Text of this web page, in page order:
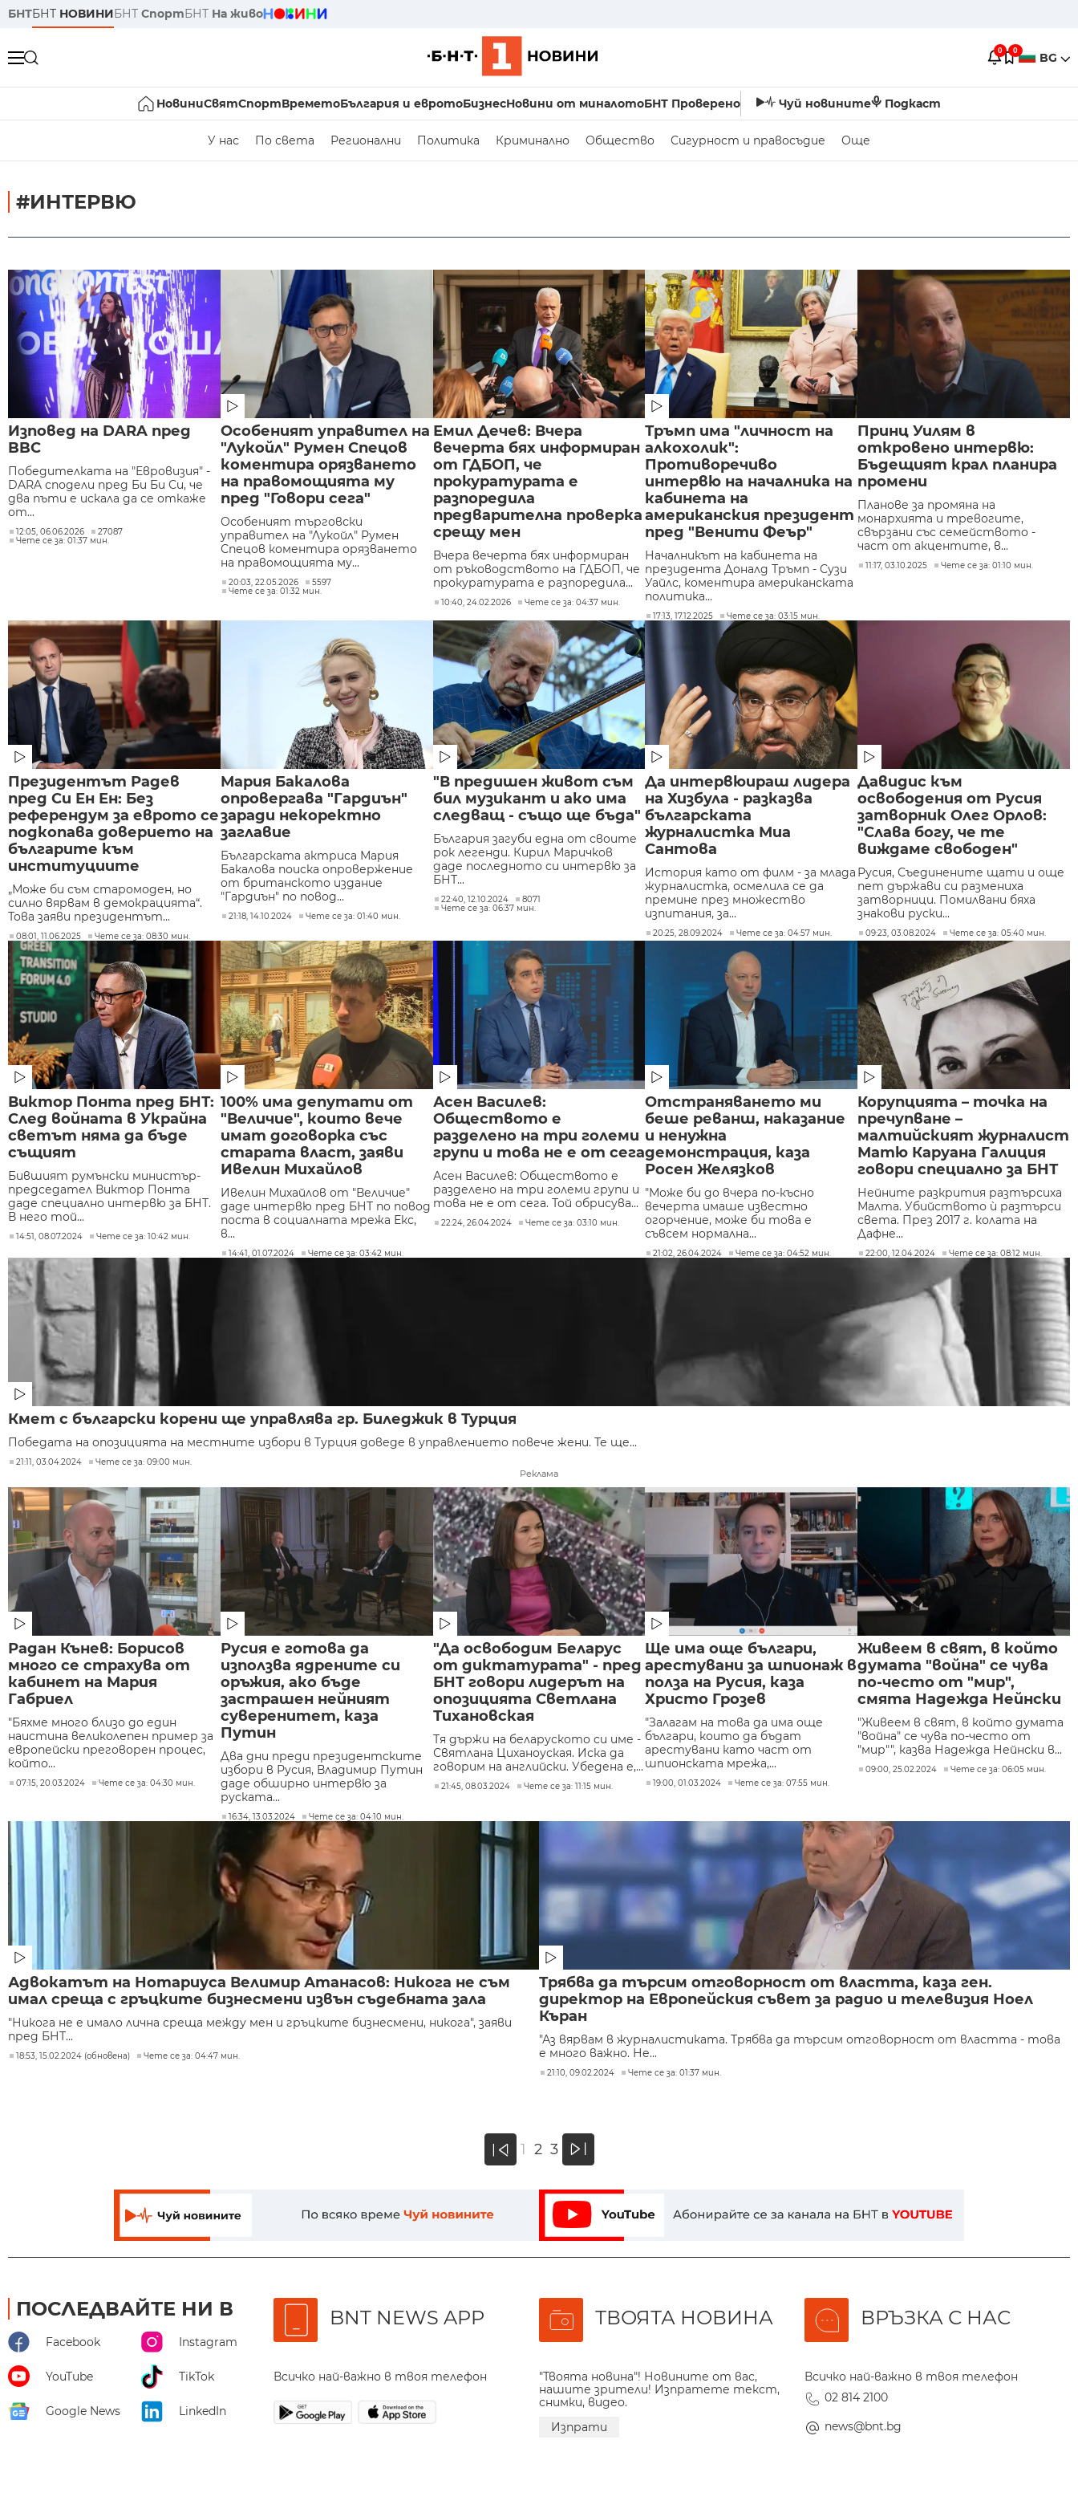
БНТБНТ НОВИНИБНТ СпортБНТ На живо
0 0 BG
НовиниСвятСпортВреметоБългария и евротоБизнесНовини от миналотоБНТ Проверено Чуй новините Подкаст
У нас По света Регионални Политика Криминално Общество Сигурност и правосъдие Още
#ИНТЕРВЮ
Изповед на DARA пред
BBC
Победителката на "Евровизия" -
DARA сподели пред Би Би Си, че
два пъти е искала да се откаже
от...
12:05, 06.06.2026
27087
Чете се за: 01:37 мин.
Особеният управител на
"Лукойл" Румен Спецов
коментира орязването
на правомощията му
пред "Говори сега"
Особеният търговски
управител на "Лукойл" Румен
Спецов коментира орязването
на правомощията му...
20:03, 22.05.2026
5597
Чете се за: 01:32 мин.
Емил Дечев: Вчера
вечерта бях информиран
от ГДБОП, че
прокуратурата е
разпоредила
предварителна проверка
срещу мен
Вчера вечерта бях информиран
от ръководството на ГДБОП, че
прокуратурата е разпоредила...
10:40, 24.02.2026 Чете се за: 04:37 мин.
Тръмп има "личност на
алкохолик":
Противоречиво
интервю на началника на
кабинета на
американския президент
пред "Венити Феър"
Началникът на кабинета на
президента Доналд Тръмп - Сузи
Уайлс, коментира американската
политика...
17:13, 17.12.2025 Чете се за: 03:15 мин.
Принц Уилям в
откровено интервю:
Бъдещият крал планира
промени
Планове за промяна на
монархията и тревогите,
свързани със семейството -
част от акцентите, в...
11:17, 03.10.2025 Чете се за: 01:10 мин.
Президентът Радев
пред Си Ен Ен: Без
референдум за еврото се
подкопава доверието на
българите към
институциите
„Може би съм старомоден, но
силно вярвам в демокрацията“.
Това заяви президентът...
08:01, 11.06.2025 Чете се за: 08:30 мин.
Мария Бакалова
опровергава "Гардиън"
заради некоректно
заглавие
Българската актриса Мария
Бакалова поиска опровержение
от британското издание
"Гардиън" по повод...
21:18, 14.10.2024 Чете се за: 01:40 мин.
"В предишен живот съм
бил музикант и ако има
следващ - също ще бъда"
България загуби една от своите
рок легенди. Кирил Маричков
даде последното си интервю за
БНТ...
22:40, 12.10.2024
8071
Чете се за: 06:37 мин.
Да интервюираш лидера
на Хизбула - разказва
българската
журналистка Миа
Сантова
История като от филм - за млада
журналистка, осмелила се да
премине през множество
изпитания, за...
20:25, 28.09.2024 Чете се за: 04:57 мин.
Давидис към
освободения от Русия
затворник Олег Орлов:
"Слава богу, че те
виждаме свободен"
Русия, Съединените щати и още
пет държави си размениха
затворници. Помилвани бяха
знакови руски...
09:23, 03.08.2024 Чете се за: 05:40 мин.
Виктор Понта пред БНТ:
След войната в Украйна
светът няма да бъде
същият
Бившият румънски министър-
председател Виктор Понта
даде специално интервю за БНТ.
В него той...
14:51, 08.07.2024 Чете се за: 10:42 мин.
100% има депутати от
"Величие", които вече
имат договорка със
старата власт, заяви
Ивелин Михайлов
Ивелин Михайлов от "Величие"
даде интервю пред БНТ по повод
поста в социалната мрежа Екс,
в...
14:41, 01.07.2024 Чете се за: 03:42 мин.
Асен Василев:
Обществото е
разделено на три големи
групи и това не е от сега
Асен Василев: Обществото е
разделено на три големи групи и
това не е от сега. Той обрисува...
22:24, 26.04.2024 Чете се за: 03:10 мин.
Отстраняването ми
беше реванш, наказание
и ненужна
демонстрация, каза
Росен Желязков
"Може би до вчера по-късно
вечерта имаше известно
огорчение, може би това е
съвсем нормална...
21:02, 26.04.2024 Чете се за: 04:52 мин.
Корупцията – точка на
пречупване –
малтийският журналист
Матю Каруана Галиция
говори специално за БНТ
Нейните разкрития разтърсиха
Малта. Убийството ѝ разтърси
света. През 2017 г. колата на
Дафне...
22:00, 12.04.2024 Чете се за: 08:12 мин.
Кмет с български корени ще управлява гр. Биледжик в Турция
Победата на опозицията на местните избори в Турция доведе в управлението повече жени. Те ще...
21:11, 03.04.2024 Чете се за: 09:00 мин.
Реклама
Радан Кънев: Борисов
много се страхува от
кабинет на Мария
Габриел
"Бяхме много близо до един
наистина великолепен пример за
европейски преговорен процес,
който...
07:15, 20.03.2024 Чете се за: 04:30 мин.
Русия е готова да
използва ядрените си
оръжия, ако бъде
застрашен нейният
суверенитет, каза
Путин
Два дни преди президентските
избори в Русия, Владимир Путин
даде обширно интервю за
руската...
16:34, 13.03.2024 Чете се за: 04:10 мин.
"Да освободим Беларус
от диктатурата" - пред
БНТ говори лидерът на
опозицията Светлана
Тихановская
Тя държи на беларуското си име -
Святлана Циханоуская. Иска да
говорим на английски. Убедена е,...
21:45, 08.03.2024 Чете се за: 11:15 мин.
Ще има още българи,
арестувани за шпионаж в
полза на Русия, каза
Христо Грозев
"Залагам на това да има още
българи, които да бъдат
арестувани като част от
шпионската мрежа,...
19:00, 01.03.2024 Чете се за: 07:55 мин.
Живеем в свят, в който
думата "война" се чува
по-често от "мир",
смята Надежда Нейнски
"Живеем в свят, в който думата
"война" се чува по-често от
"мир"", казва Надежда Нейнски в...
09:00, 25.02.2024 Чете се за: 06:05 мин.
Адвокатът на Нотариуса Велимир Атанасов: Никога не съм
имал среща с гръцките бизнесмени извън съдебната зала
"Никога не е имало лична среща между мен и гръцките бизнесмени, никога", заяви
пред БНТ...
18:53, 15.02.2024 (обновена) Чете се за: 04:47 мин.
Трябва да търсим отговорност от властта, каза ген.
директор на Европейския съвет за радио и телевизия Ноел
Къран
"Аз вярвам в журналистиката. Трябва да търсим отговорност от властта - това
е много важно. Не...
21:10, 09.02.2024 Чете се за: 01:37 мин.
« 1 2 3 »
ПОСЛЕДВАЙТЕ НИ В
Facebook Instagram
YouTube TikTok
Google News LinkedIn
BNT NEWS APP
Всичко най-важно в твоя телефон
ТВОЯТА НОВИНА
"Твоята новина"! Новините от вас,
нашите зрители! Изпратете текст,
снимки, видео.
Изпрати
ВРЪЗКА С НАС
Всичко най-важно в твоя телефон
02 814 2100
news@bnt.bg